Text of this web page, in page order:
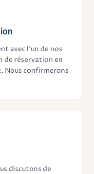
avec l'un de nos
de réservation en
Nous confirmerons
discutons de